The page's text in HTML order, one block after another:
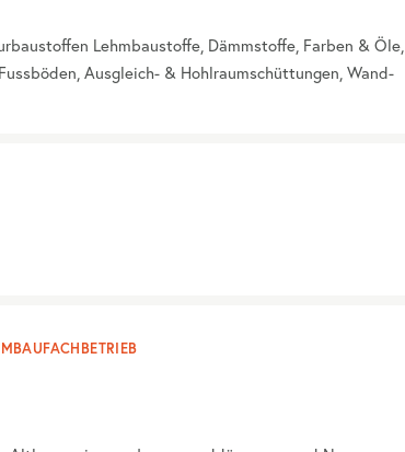
Lehmbaustoffe, Dämmstoffe, Farben & Öle,
Ausgleich- & Hohlraumschüttungen, Wand-